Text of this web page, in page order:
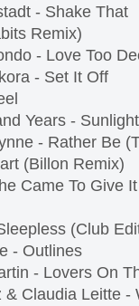
- Shake That
Remix)
- Love Too
- Set It Off
Years -
- Rather Be
(Billon Remix)
Came To Give
(Club
- Outlines
- Lovers On
Claudia Leitte -